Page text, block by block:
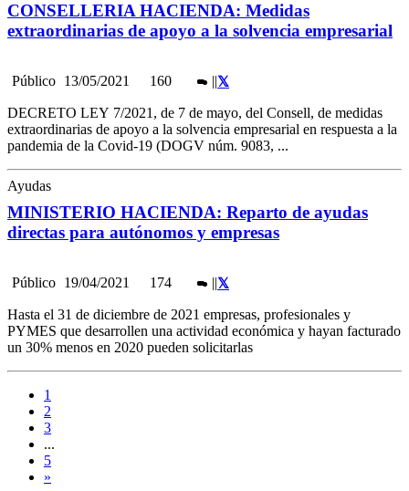
CONSELLERIA HACIENDA: Medidas
extraordinarias de apoyo a la solvencia empresarial
Público 13/05/2021 160 ||
DECRETO LEY 7/2021, de 7 de mayo, del Consell, de medidas
extraordinarias de apoyo a la solvencia empresarial en respuesta a la
pandemia de la Covid-19 (DOGV núm. 9083, ...
Ayudas
MINISTERIO HACIENDA: Reparto de ayudas
directas para autónomos y empresas
Público 19/04/2021 174 ||
Hasta el 31 de diciembre de 2021 empresas, profesionales y
PYMES que desarrollen una actividad económica y hayan facturado
un 30% menos en 2020 pueden solicitarlas
1
2
3
...
5
»